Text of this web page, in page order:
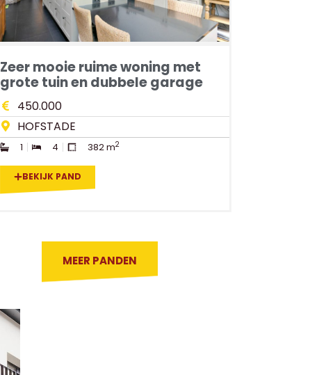
Zeer mooie ruime woning met
grote tuin en dubbele garage
450.000
HOFSTADE
1 4 382 m2
BEKIJK PAND
MEER PANDEN